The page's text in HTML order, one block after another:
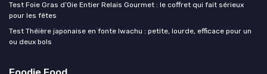
Test Foie Gras d’Oie Entier Relais Gourmet : le coffret qui fait sérieux
pour les fêtes
Test Théière japonaise en fonte Iwachu : petite, lourde, efficace pour un
ou deux bols